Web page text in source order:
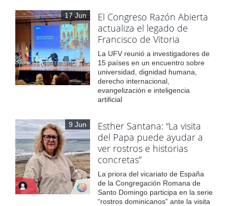
17 Jun
El Congreso Razón Abierta
actualiza el legado de
Francisco de Vitoria
La UFV reunió a investigadores de
15 países en un encuentro sobre
universidad, dignidad humana,
derecho internacional,
evangelización e inteligencia
artificial
9 Jun
Esther Santana: “La visita
del Papa puede ayudar a
ver rostros e historias
concretas”
La priora del vicariato de España
de la Congregación Romana de
Santo Domingo participa en la serie
“rostros dominicanos” ante la visita